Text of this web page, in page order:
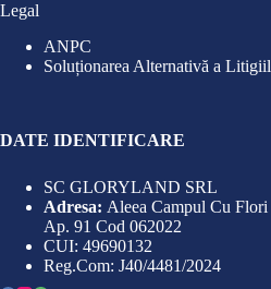
Legal
ANPC
Soluționarea Alternativă a
DATE IDENTIFICARE
SC GLORYLAND SRL
Adresa: Aleea Campul Cu
Ap. 91 Cod 062022
CUI: 49690132
Reg.Com: J40/4481/2024